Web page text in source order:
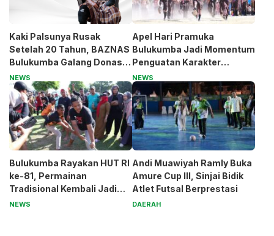
Kaki Palsunya Rusak
Setelah 20 Tahun, BAZNAS
Bulukumba Galang Donasi
untuk Pak Pardi
NEWS
Apel Hari Pramuka
Bulukumba Jadi Momentum
Penguatan Karakter
Generasi Muda
NEWS
Bulukumba Rayakan HUT RI
ke-81, Permainan
Tradisional Kembali Jadi
Magnet
NEWS
Andi Muawiyah Ramly Buka
Amure Cup III, Sinjai Bidik
Atlet Futsal Berprestasi
DAERAH